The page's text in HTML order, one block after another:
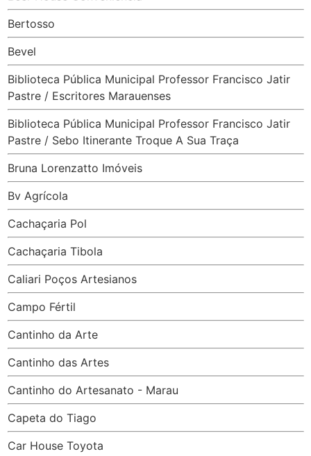
Bertosso
Bevel
Biblioteca Pública Municipal Professor Francisco Jatir
Pastre / Escritores Marauenses
Biblioteca Pública Municipal Professor Francisco Jatir
Pastre / Sebo Itinerante Troque A Sua Traça
Bruna Lorenzatto Imóveis
Bv Agrícola
Cachaçaria Pol
Cachaçaria Tibola
Caliari Poços Artesianos
Campo Fértil
Cantinho da Arte
Cantinho das Artes
Cantinho do Artesanato - Marau
Capeta do Tiago
Car House Toyota